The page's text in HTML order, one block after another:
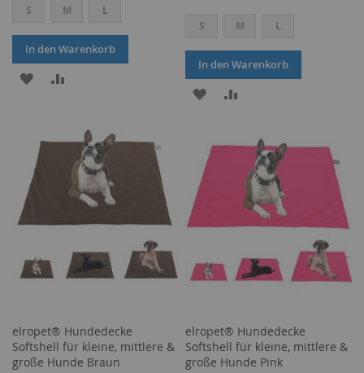
S M L
In den Warenkorb
ZUR
HINZUFÜGEN
HINZUFÜGEN
S M L
In den Warenkorb
ZUR
HINZUFÜGEN
HINZUFÜGEN
elropet® Hundedecke
Softshell für kleine, mittlere &
große Hunde Braun
elropet® Hundedecke
Softshell für kleine, mittlere &
große Hunde Pink